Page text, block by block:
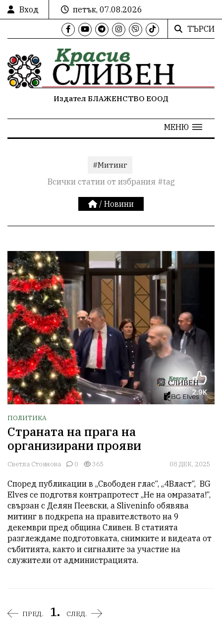
Вход
петък, 07.08.2026
ТЪРСИ
Издател БЛАЖЕНСТВО ЕООД
МЕНЮ
#Митинг
Всички статии от избрания #tag
/ Новини
ПОЛИТИКА
Страната на прага на
организирани прояви
Светла Стоянова 0 365 08 ДЕК, 2025
Според публикации в „Свободен глас“, „4Власт“,  BG
Elves се подготвя контрапротест „Не на омразата!“,
свързан с Делян Пеевски, а Sliveninfo обявява
митинг в подкрепа на правителството на 9
декември пред община Сливен. В статията
разглеждаме подготовката, снимките и видеата от
събитията, както и сигналите за участие на
служители от администрацията.
ПРЕД. 1. СЛЕД.